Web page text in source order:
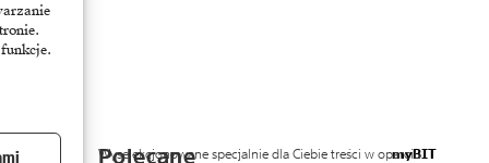
Polecane myBIT
Wyselekcjonowane specjalnie dla Ciebie treści w oparciu